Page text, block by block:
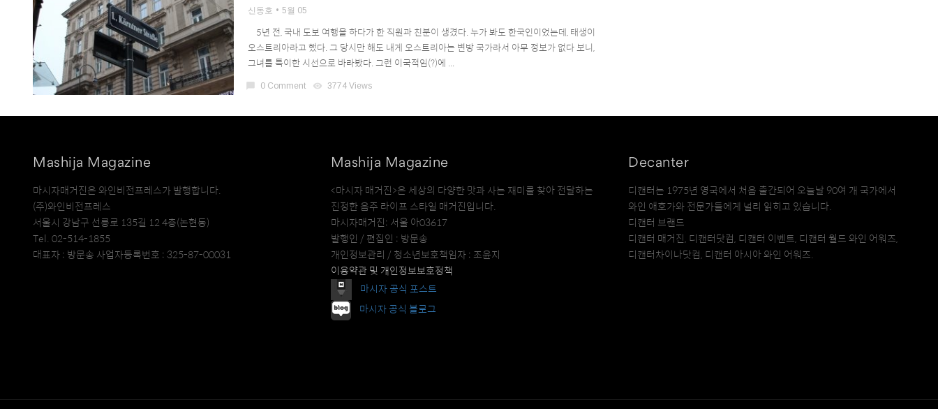
신동호 5월 05
5년 전, 국내 도보 여행을 하다가 한 직원과 친분이 생겼다. 누가 봐도 한국인이었는데, 태생이
오스트리아라고 했다. 그 당시만 해도 내게 오스트리아는 변방 국가라서 아무 정보가 없다 보니,
그녀를 특이한 시선으로 바라봤다. 그런 이국적임(?)에 ...
chat_bubble 0 Comment visibility 3774 Views
Mashija Magazine
마시자매거진은 와인비전프레스가 발행합니다.
(주)와인비전프레스
서울시 강남구 선릉로 135길 12 4층(논현동)
Tel. 02-514-1855
대표자 : 방문송 사업자등록번호 : 325-87-00031
Mashija Magazine
<마시자 매거진>은 세상의 다양한 맛과 사는 재미를 찾아 전달하는
진정한 음주 라이프 스타일 매거진입니다.
마시자매거진: 서울 아03617
발행인 / 편집인 : 방문송
개인정보관리 / 청소년보호책임자 : 조윤지
이용약관 및 개인정보보호정책
마시자 공식 포스트
마시자 공식 블로그
Decanter
디캔터는 1975년 영국에서 처음 출간되어 오늘날 90여 개 국가에서
와인 애호가와 전문가들에게 널리 읽히고 있습니다.
디캔터 브랜드
디캔터 매거진, 디캔터닷컴, 디캔터 이벤트, 디캔터 월드 와인 어워즈,
디캔터차이나닷컴, 디캔터 아시아 와인 어워즈.